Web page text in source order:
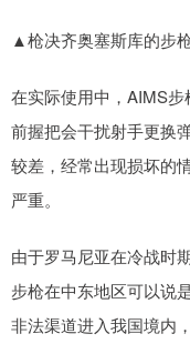
▲枪决齐奥塞斯库的步
在实际使用中，AIMS
前握把会干扰射手更换
较差，经常出现损坏的
严重。
由于罗马尼亚在冷战时
步枪在中东地区可以说
非法渠道进入我国境内